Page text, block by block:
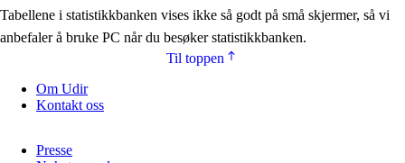
Tabellene i statistikkbanken vises ikke så godt på små skjermer, så vi
anbefaler å bruke PC når du besøker statistikkbanken.
Til toppen
Om Udir
Kontakt oss
Presse